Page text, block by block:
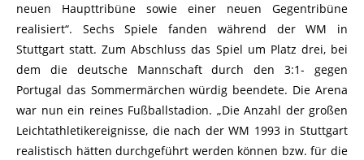
neuen Haupttribüne sowie einer neuen Gegentribüne
realisiert“. Sechs Spiele fanden während der WM in
Stuttgart statt. Zum Abschluss das Spiel um Platz drei, bei
dem die deutsche Mannschaft durch den 3:1- gegen
Portugal das Sommermärchen würdig beendete. Die Arena
war nun ein reines Fußballstadion. „Die Anzahl der großen
Leichtathletikereignisse, die nach der WM 1993 in Stuttgart
realistisch hätten durchgeführt werden können bzw. für die